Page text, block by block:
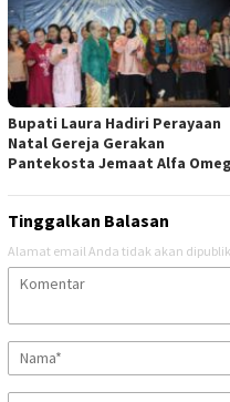
Bupati Laura Hadiri Perayaan
Natal Gereja Gerakan
Pantekosta Jemaat Alfa Omeg
Tinggalkan Balasan
Alamat email Anda tidak akan